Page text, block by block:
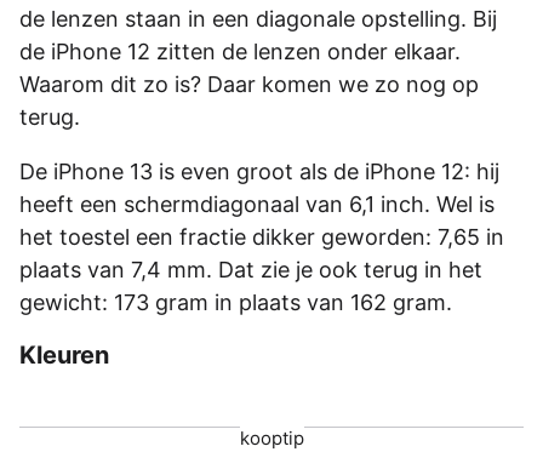
de lenzen staan in een diagonale opstelling. Bij
de iPhone 12 zitten de lenzen onder elkaar.
Waarom dit zo is? Daar komen we zo nog op
terug.
De iPhone 13 is even groot als de iPhone 12: hij
heeft een schermdiagonaal van 6,1 inch. Wel is
het toestel een fractie dikker geworden: 7,65 in
plaats van 7,4 mm. Dat zie je ook terug in het
gewicht: 173 gram in plaats van 162 gram.
Kleuren
kooptip